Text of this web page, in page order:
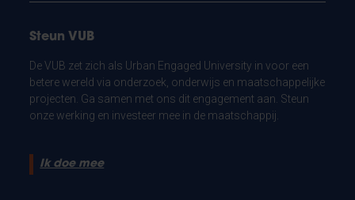
Steun VUB
De VUB zet zich als Urban Engaged University in voor een
betere wereld via onderzoek, onderwijs en maatschappelijke
projecten. Ga samen met ons dit engagement aan. Steun
onze werking en investeer mee in de maatschappij.
Ik doe mee